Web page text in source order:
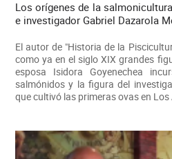
Los orígenes de la
e investigador Gabriel Dazarola
El autor de "Historia de la
como ya en el siglo XIX grandes
esposa Isidora Goyenechea
salmónidos y la figura del
que cultivó las primeras ovas en Los